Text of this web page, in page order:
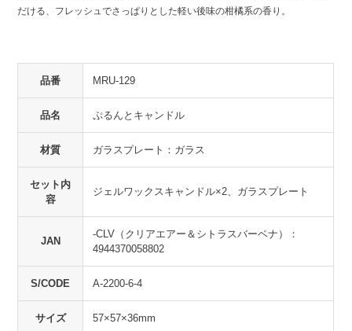
だける、フレッシュでさっぱりとした軽い後味の柑橘系の香り。
品番 MRU-129
品名 ぷるんとキャンドル
材質 ガラスプレート：ガラス
セット内
容
ジェルワックスキャンドル×2、ガラスプレート
JAN
-CLV（クリアエアー＆シトラスバーベナ）：
4944370058802
S/CODE A-2200-6-4
サイズ 57×57×36mm